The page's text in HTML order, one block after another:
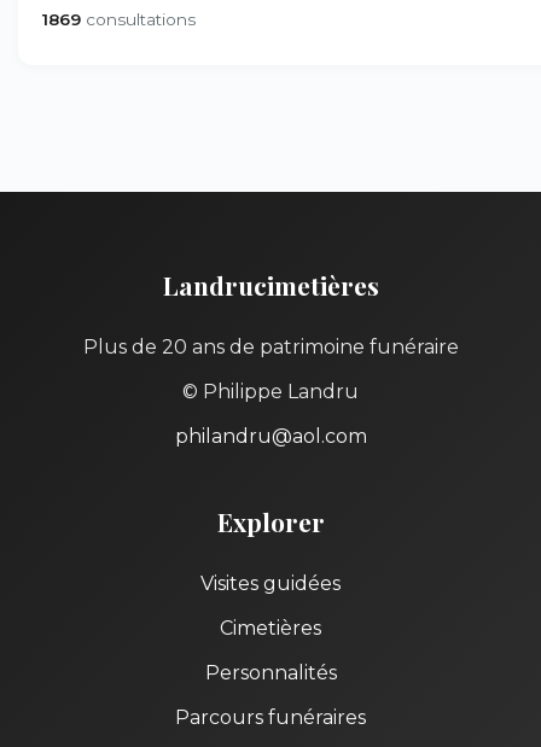
1869 consultations
Landrucimetières
Plus de 20 ans de patrimoine funéraire
© Philippe Landru
philandru@aol.com
Explorer
Visites guidées
Cimetières
Personnalités
Parcours funéraires